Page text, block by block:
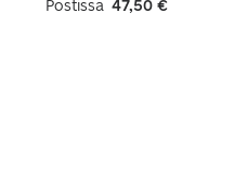
Postissa 47,50 €